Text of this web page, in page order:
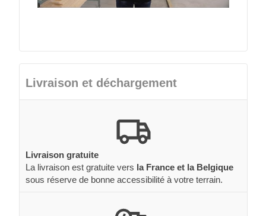
Livraison et déchargement
Livraison gratuite
La livraison est gratuite vers la France et la Belgique
sous réserve de bonne accessibilité à votre terrain.